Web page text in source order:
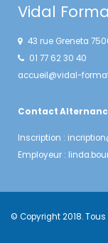
Vidal
43 rue Greneta
01 77 62 30 40
accueil@vidal-
Contact
Inscription :
Employeur :
© Copyright 2018.